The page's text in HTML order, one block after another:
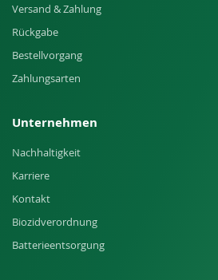
Versand & Zahlung
Rückgabe
Bestellvorgang
Zahlungsarten
Unternehmen
Nachhaltigkeit
Karriere
Kontakt
Biozidverordnung
Batterieentsorgung